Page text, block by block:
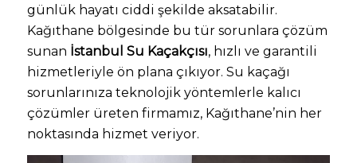
günlük hayatı ciddi şekilde aksatabilir.
Kağıthane bölgesinde bu tür sorunlara çözüm
sunan İstanbul Su Kaçakçısı, hızlı ve garantili
hizmetleriyle ön plana çıkıyor. Su kaçağı
sorunlarınıza teknolojik yöntemlerle kalıcı
çözümler üreten firmamız, Kağıthane’nin her
noktasında hizmet veriyor.